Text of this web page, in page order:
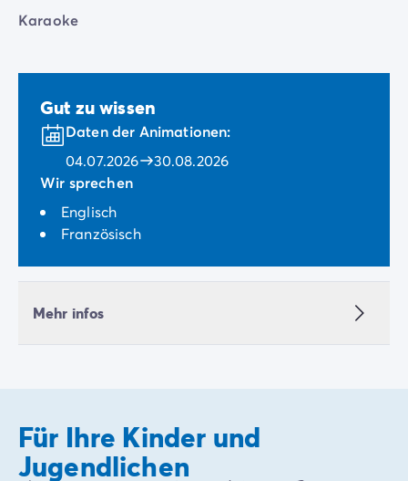
Karaoke
Gut zu wissen
Daten der Animationen:
04.07.2026
30.08.2026
Wir sprechen
Englisch
Französisch
Mehr infos
Für Ihre Kinder und
Jugendlichen